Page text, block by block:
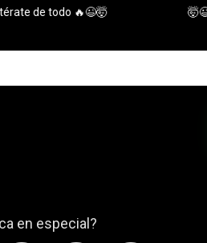
de todo 🔥😉🤯
en especial?